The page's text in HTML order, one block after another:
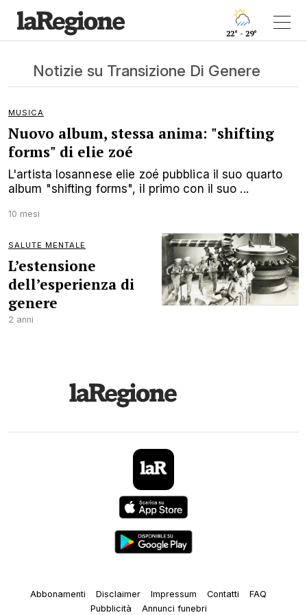
22° - 29°
Notizie su Transizione Di Genere
MUSICA
Nuovo album, stessa anima: "shifting
forms" di elie zoé
L'artista losannese elie zoé pubblica il suo quarto
album "shifting forms", il primo con il suo ...
10 mesi
SALUTE MENTALE
L’estensione
dell’esperienza di
genere
2 anni
Abbonamenti Disclaimer Impressum Contatti
FAQ
Pubblicità
Annunci funebri